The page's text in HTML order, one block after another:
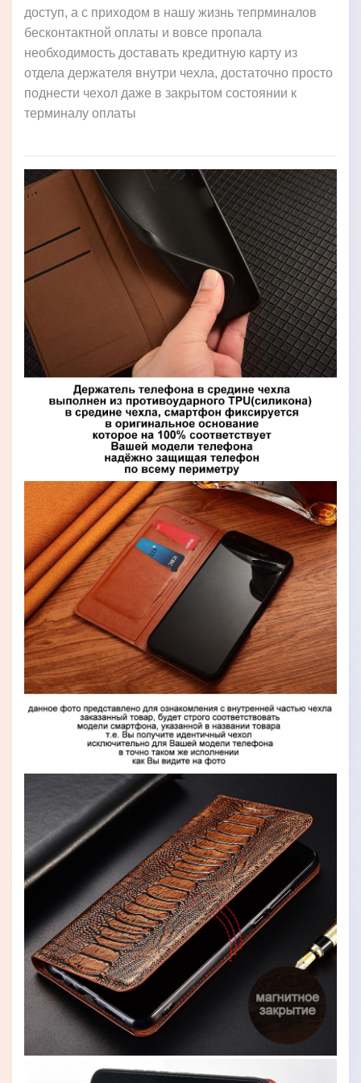
доступ, а с приходом в нашу жизнь тепрминалов
бесконтактной оплаты и вовсе пропала
необходимость доставать кредитную карту из
отдела держателя внутри чехла, достаточно просто
поднести чехол даже в закрытом состоянии к
терминалу оплаты